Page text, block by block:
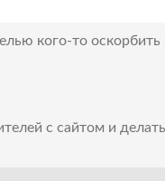
кого-то оскорбить
с сайтом и